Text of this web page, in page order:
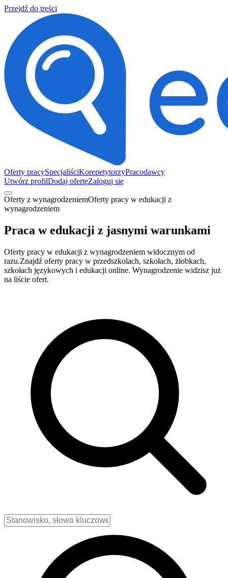
Przejdź do treści
Oferty pracySpecjaliściKorepetytorzyPracodawcy
Utwórz profilDodaj ofertęZaloguj się
Oferty z wynagrodzeniemOferty pracy w edukacji z
wynagrodzeniem
Praca w edukacji z jasnymi warunkami
Oferty pracy w edukacji z wynagrodzeniem widocznym od
razu.Znajdź oferty pracy w przedszkolach, szkołach, żłobkach,
szkołach językowych i edukacji online. Wynagrodzenie widzisz już
na liście ofert.